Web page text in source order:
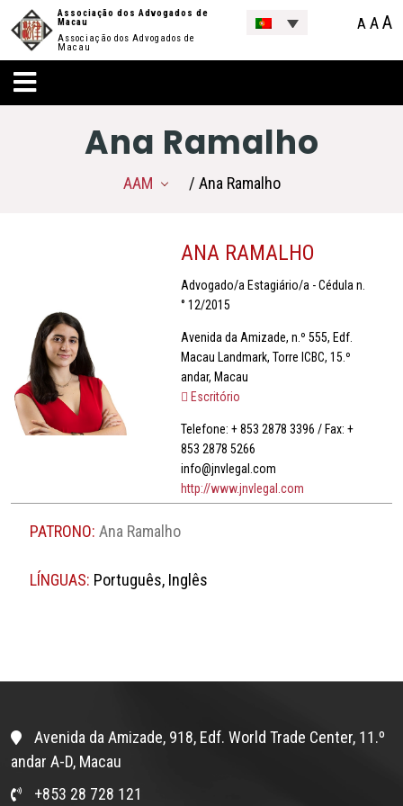
Associação dos Advogados de
Macau
Associação dos Advogados de
Macau
A AA
Ana Ramalho
AAM / Ana Ramalho
ANA RAMALHO
Advogado/a Estagiário/a - Cédula n.
° 12/2015
Avenida da Amizade, n.º 555, Edf.
Macau Landmark, Torre ICBC, 15.º
andar, Macau
Escritório
Telefone: + 853 2878 3396 / Fax: +
853 2878 5266
info@jnvlegal.com
http://www.jnvlegal.com
PATRONO:Ana Ramalho
LÍNGUAS: Português, Inglês
Avenida da Amizade, 918, Edf. World Trade Center, 11.º
andar A-D, Macau
+853 28 728 121